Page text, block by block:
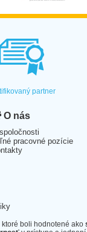
partner
O nás
pracovné pozície
boli hodnotené ako